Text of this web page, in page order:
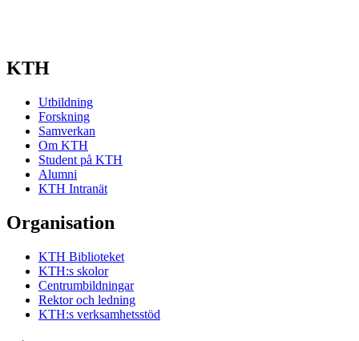
KTH
Utbildning
Forskning
Samverkan
Om KTH
Student på KTH
Alumni
KTH Intranät
Organisation
KTH Biblioteket
KTH:s skolor
Centrumbildningar
Rektor och ledning
KTH:s verksamhetsstöd